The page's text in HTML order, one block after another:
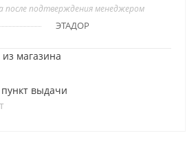
после подтверждения менеджером
ЭТАДОР
магазина
выдачи